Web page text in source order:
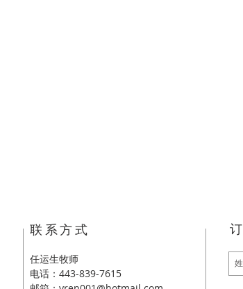
​联系方式
任运生牧师
电话：443-839-7615